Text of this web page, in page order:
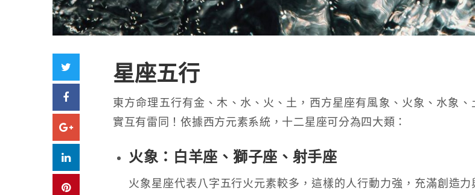
Facebook
Google+
LinkedIn
Pinterest
星座五行
東方命理五行有金、木、水、火、土，西方星座有風象、火象、水象、
實互有雷同！依據西方元素系統，十二星座可分為四大類：
火象：白羊座、獅子座、射手座
火象星座代表八字五行火元素較多，這樣的人行動力強，充滿創造力